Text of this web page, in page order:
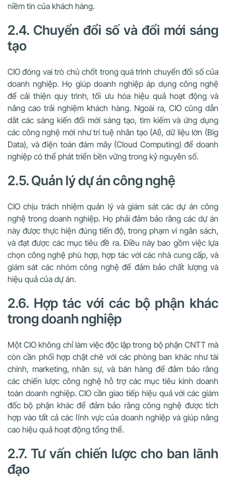
niềm tin của khách hàng.
2.4. Chuyển đổi số và đổi mới sáng
tạo
CIO đóng vai trò chủ chốt trong quá trình chuyển đổi số của
doanh nghiệp. Họ giúp doanh nghiệp áp dụng công nghệ
để cải thiện quy trình, tối ưu hóa hiệu quả hoạt động và
nâng cao trải nghiệm khách hàng. Ngoài ra, CIO cũng dẫn
dắt các sáng kiến đổi mới sáng tạo, tìm kiếm và ứng dụng
các công nghệ mới như trí tuệ nhân tạo (AI), dữ liệu lớn (Big
Data), và điện toán đám mây (Cloud Computing) để doanh
nghiệp có thể phát triển bền vững trong kỷ nguyên số.
2.5. Quản lý dự án công nghệ
CIO chịu trách nhiệm quản lý và giám sát các dự án công
nghệ trong doanh nghiệp. Họ phải đảm bảo rằng các dự án
này được thực hiện đúng tiến độ, trong phạm vi ngân sách,
và đạt được các mục tiêu đề ra. Điều này bao gồm việc lựa
chọn công nghệ phù hợp, hợp tác với các nhà cung cấp, và
giám sát các nhóm công nghệ để đảm bảo chất lượng và
hiệu quả của dự án.
2.6. Hợp tác với các bộ phận khác
trong doanh nghiệp
Một CIO không chỉ làm việc độc lập trong bộ phận CNTT mà
còn cần phối hợp chặt chẽ với các phòng ban khác như tài
chính, marketing, nhân sự, và bán hàng để đảm bảo rằng
các chiến lược công nghệ hỗ trợ các mục tiêu kinh doanh
toàn doanh nghiệp. CIO cần giao tiếp hiệu quả với các giám
đốc bộ phận khác để đảm bảo rằng công nghệ được tích
hợp vào tất cả các lĩnh vực của doanh nghiệp và giúp nâng
cao hiệu quả hoạt động tổng thể.
2.7. Tư vấn chiến lược cho ban lãnh
đạo